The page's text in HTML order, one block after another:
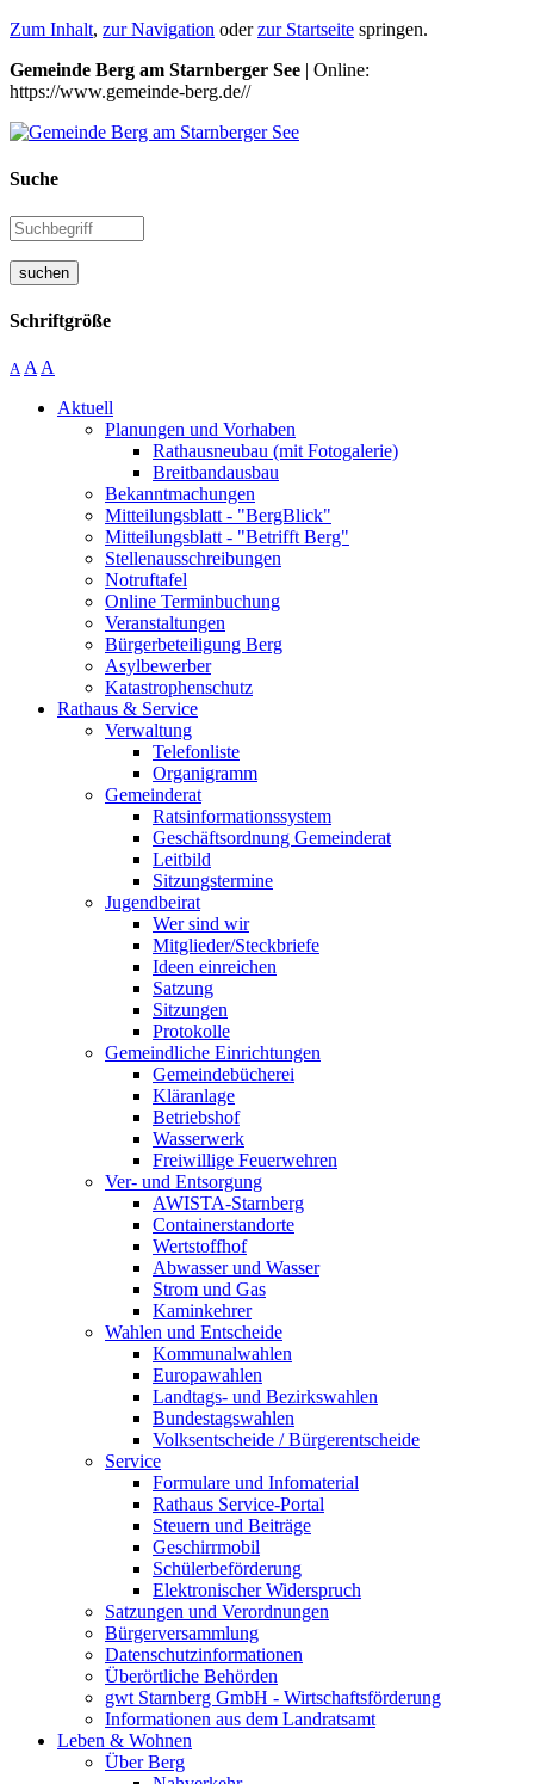
Zum Inhalt, zur Navigation oderzur Startseite springen.
Gemeinde Berg am Starnberger See | Online:
https://www.gemeinde-berg.de//
Suche
suchen
Schriftgröße
A A A
Aktuell
Planungen und Vorhaben
Rathausneubau (mit Fotogalerie)
Breitbandausbau
Bekanntmachungen
Mitteilungsblatt - "BergBlick"
Mitteilungsblatt - "Betrifft Berg"
Stellenausschreibungen
Notruftafel
Online Terminbuchung
Veranstaltungen
Bürgerbeteiligung Berg
Asylbewerber
Katastrophenschutz
Rathaus & Service
Verwaltung
Telefonliste
Organigramm
Gemeinderat
Ratsinformationssystem
Geschäftsordnung Gemeinderat
Leitbild
Sitzungstermine
Jugendbeirat
Wer sind wir
Mitglieder/Steckbriefe
Ideen einreichen
Satzung
Sitzungen
Protokolle
Gemeindliche Einrichtungen
Gemeindebücherei
Kläranlage
Betriebshof
Wasserwerk
Freiwillige Feuerwehren
Ver- und Entsorgung
AWISTA-Starnberg
Containerstandorte
Wertstoffhof
Abwasser und Wasser
Strom und Gas
Kaminkehrer
Wahlen und Entscheide
Kommunalwahlen
Europawahlen
Landtags- und Bezirkswahlen
Bundestagswahlen
Volksentscheide / Bürgerentscheide
Service
Formulare und Infomaterial
Rathaus Service-Portal
Steuern und Beiträge
Geschirrmobil
Schülerbeförderung
Elektronischer Widerspruch
Satzungen und Verordnungen
Bürgerversammlung
Datenschutzinformationen
Überörtliche Behörden
gwt Starnberg GmbH - Wirtschaftsförderung
Informationen aus dem Landratsamt
Leben & Wohnen
Über Berg